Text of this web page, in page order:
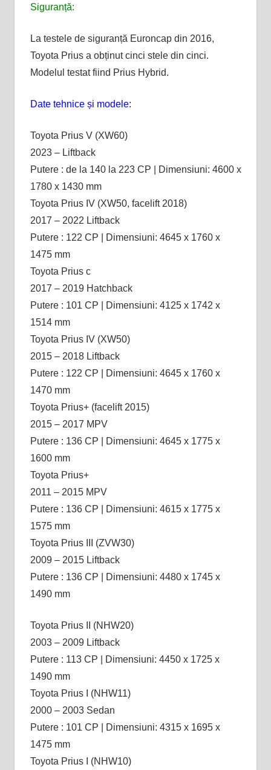
Siguranță:
La testele de siguranță Euroncap din 2016,
Toyota Prius a obținut cinci stele din cinci.
Modelul testat fiind Prius Hybrid.
Date tehnice și modele:
Toyota Prius V (XW60)
2023 – Liftback
Putere : de la 140 la 223 CP | Dimensiuni: 4600 x
1780 x 1430 mm
Toyota Prius IV (XW50, facelift 2018)
2017 – 2022 Liftback
Putere : 122 CP | Dimensiuni: 4645 x 1760 x
1475 mm
Toyota Prius c
2017 – 2019 Hatchback
Putere : 101 CP | Dimensiuni: 4125 x 1742 x
1514 mm
Toyota Prius IV (XW50)
2015 – 2018 Liftback
Putere : 122 CP | Dimensiuni: 4645 x 1760 x
1470 mm
Toyota Prius+ (facelift 2015)
2015 – 2017 MPV
Putere : 136 CP | Dimensiuni: 4645 x 1775 x
1600 mm
Toyota Prius+
2011 – 2015 MPV
Putere : 136 CP | Dimensiuni: 4615 x 1775 x
1575 mm
Toyota Prius III (ZVW30)
2009 – 2015 Liftback
Putere : 136 CP | Dimensiuni: 4480 x 1745 x
1490 mm
Toyota Prius II (NHW20)
2003 – 2009 Liftback
Putere : 113 CP | Dimensiuni: 4450 x 1725 x
1490 mm
Toyota Prius I (NHW11)
2000 – 2003 Sedan
Putere : 101 CP | Dimensiuni: 4315 x 1695 x
1475 mm
Toyota Prius I (NHW10)